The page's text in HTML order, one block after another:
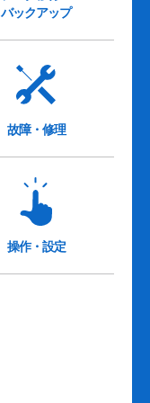
バックアップ
故障・修理
操作・設定